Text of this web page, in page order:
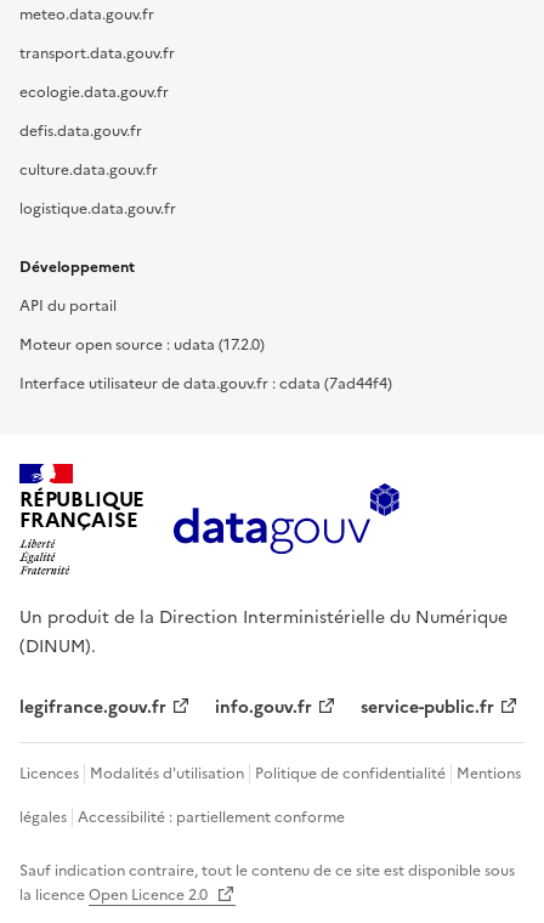
meteo.data.gouv.fr
transport.data.gouv.fr
ecologie.data.gouv.fr
defis.data.gouv.fr
culture.data.gouv.fr
logistique.data.gouv.fr
Développement
API du portail
Moteur open source : udata (17.2.0)
Interface utilisateur de data.gouv.fr : cdata (7ad44f4)
RÉPUBLIQUE
FRANÇAISE
Un produit de la Direction Interministérielle du Numérique
(DINUM).
legifrance.gouv.fr info.gouv.fr service-public.fr
Licences Modalités d'utilisation Politique de confidentialité Mentions
légales Accessibilité : partiellement conforme
Sauf indication contraire, tout le contenu de ce site est disponible sous
la licenceOpen Licence 2.0